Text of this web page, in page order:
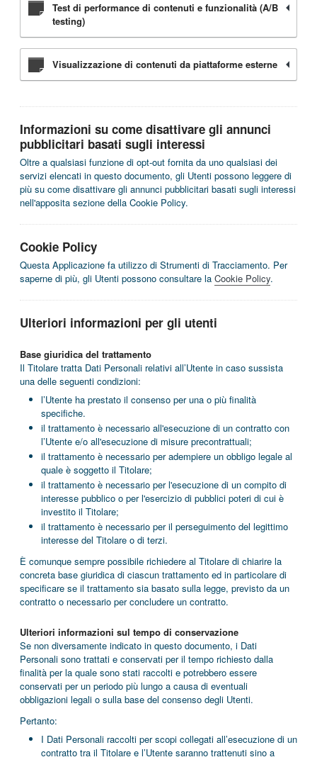
Test di performance di contenuti e funzionalità (A/B
testing)
Visualizzazione di contenuti da piattaforme esterne
Informazioni su come disattivare gli annunci
pubblicitari basati sugli interessi
Oltre a qualsiasi funzione di opt-out fornita da uno qualsiasi dei
servizi elencati in questo documento, gli Utenti possono leggere di
più su come disattivare gli annunci pubblicitari basati sugli interessi
nell'apposita sezione della Cookie Policy.
Cookie Policy
Questa Applicazione fa utilizzo di Strumenti di Tracciamento. Per
saperne di più, gli Utenti possono consultare la Cookie Policy.
Ulteriori informazioni per gli utenti
Base giuridica del trattamento
Il Titolare tratta Dati Personali relativi all’Utente in caso sussista
una delle seguenti condizioni:
l’Utente ha prestato il consenso per una o più finalità
specifiche.
il trattamento è necessario all'esecuzione di un contratto con
l’Utente e/o all'esecuzione di misure precontrattuali;
il trattamento è necessario per adempiere un obbligo legale al
quale è soggetto il Titolare;
il trattamento è necessario per l'esecuzione di un compito di
interesse pubblico o per l'esercizio di pubblici poteri di cui è
investito il Titolare;
il trattamento è necessario per il perseguimento del legittimo
interesse del Titolare o di terzi.
È comunque sempre possibile richiedere al Titolare di chiarire la
concreta base giuridica di ciascun trattamento ed in particolare di
specificare se il trattamento sia basato sulla legge, previsto da un
contratto o necessario per concludere un contratto.
Ulteriori informazioni sul tempo di conservazione
Se non diversamente indicato in questo documento, i Dati
Personali sono trattati e conservati per il tempo richiesto dalla
finalità per la quale sono stati raccolti e potrebbero essere
conservati per un periodo più lungo a causa di eventuali
obbligazioni legali o sulla base del consenso degli Utenti.
Pertanto:
I Dati Personali raccolti per scopi collegati all’esecuzione di un
contratto tra il Titolare e l’Utente saranno trattenuti sino a